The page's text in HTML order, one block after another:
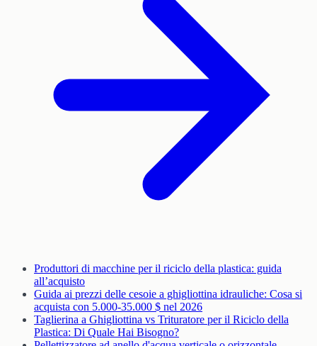
Produttori di macchine per il riciclo della plastica: guida
all’acquisto
Guida ai prezzi delle cesoie a ghigliottina idrauliche: Cosa si
acquista con 5.000-35.000 $ nel 2026
Taglierina a Ghigliottina vs Trituratore per il Riciclo della
Plastica: Di Quale Hai Bisogno?